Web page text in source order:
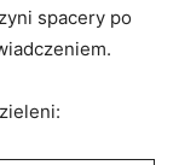
spacery po